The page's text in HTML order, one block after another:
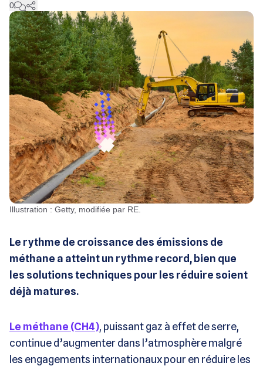
0
Illustration : Getty, modifiée par RE.
Le rythme de croissance des émissions de
méthane a atteint un rythme record, bien que
les solutions techniques pour les réduire soient
déjà matures.
Le méthane (CH4), puissant gaz à effet de serre,
continue d’augmenter dans l’atmosphère malgré
les engagements internationaux pour en réduire les